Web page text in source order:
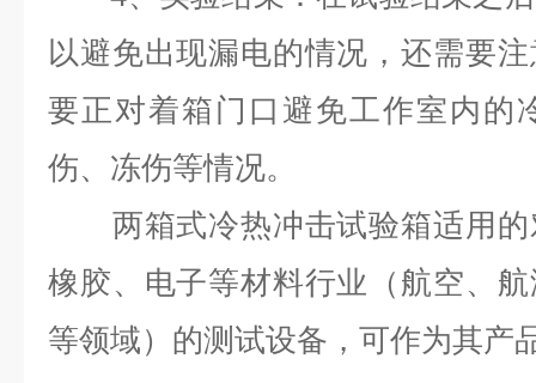
以避免出现漏电的情况，还需要
要正对着箱门口避免工作室内的
伤、冻伤等情况。
两箱式冷热冲击试验箱适用的
橡胶、电子等材料行业（航空、
等领域）的测试设备，可作为其产